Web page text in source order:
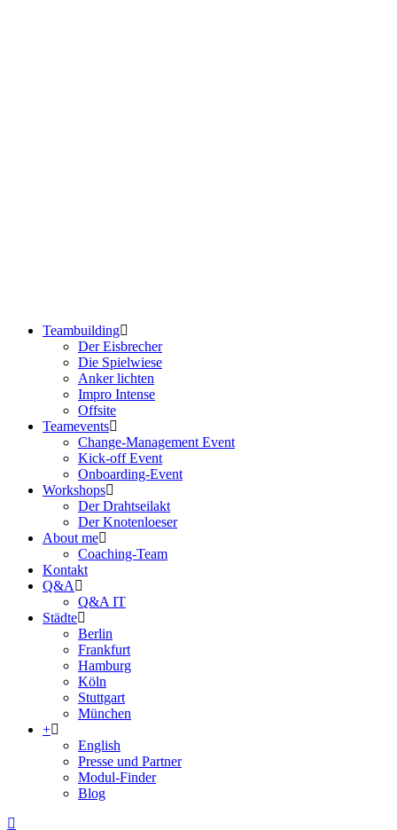
Teambuilding
Der Eisbrecher
Die Spielwiese
Anker lichten
Impro Intense
Offsite
Teamevents
Change-Management Event
Kick-off Event
Onboarding-Event
Workshops
Der Drahtseilakt
Der Knotenloeser
About me
Coaching-Team
Kontakt
Q&A
Q&A IT
Städte
Berlin
Frankfurt
Hamburg
Köln
Stuttgart
München
+
English
Presse und Partner
Modul-Finder
Blog